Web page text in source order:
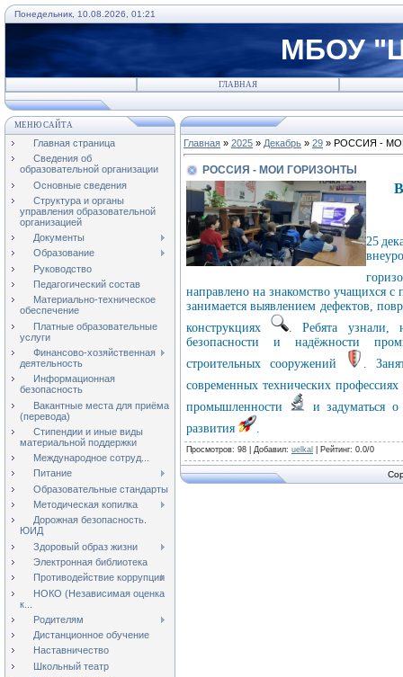
Понедельник, 10.08.2026, 01:21
МБОУ
ГЛАВНАЯ
МЕНЮ САЙТА
Главная страница
Сведения об
образовательной организации
Основные сведения
Структура и органы
управления образовательной
организацией
Документы
Образование
Руководство
Педагогический состав
Материально-техническое
обеспечение
Платные образовательные
услуги
Финансово-хозяйственная
деятельность
Информационная
безопасность
Вакантные места для приёма
(перевода)
Стипендии и иные виды
материальной поддержки
Международное сотруд...
Питание
Образовательные стандарты
Методическая копилка
Дорожная безопасность.
ЮИД
Здоровый образ жизни
Электронная библиотека
Противодействие коррупции
НОКО (Независимая оценка
к...
Родителям
Дистанционное обучение
Наставничество
Школьный театр
Главная » 2025 » Декабрь » 29 » РОССИЯ -
РОССИЯ - МОИ ГОРИЗОНТЫ
25
направлено на знакомство учащихся с
занимается выявлением дефектов,
конструкциях
. Ребята узнали,
безопасности и надёжности
строительных сооружений
.
современных технических профессиях
промышленности
и задуматься о
развития
.
Просмотров: 98 | Добавил: uelkal Рейтинг: 0.0/0